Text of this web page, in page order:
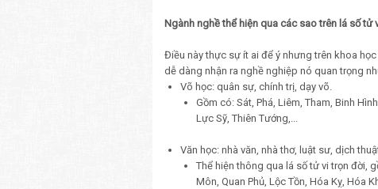
Ngành nghề thể hiện qua các sao trên lá số tử
Điều này thực sự ít ai để ý nhưng trên khoa
dễ dàng nhận ra nghề nghiệp nó quan trọng
Võ học: quân sự, chính trị, dạy võ.
Gồm có: Sát, Phá, Liêm, Tham, Binh
Lực Sỹ, Thiên Tướng,...
Văn học: nhà văn, nhà thơ, luật sư, dịch
Thể hiện thông qua lá số tử vi trọn đời,
Môn, Quan Phủ, Lộc Tồn, Hóa Kỵ, Hóa